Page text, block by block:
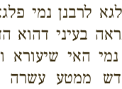
לרבנן נמי
בעיני דהוא
האי שיעורא
ממטע עשרה